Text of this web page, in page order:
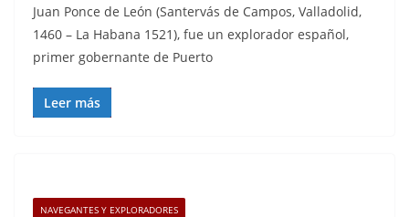
Juan Ponce de León (Santervás de Campos, Valladolid,
1460 – La Habana 1521), fue un explorador español,
primer gobernante de Puerto
Leer más
NAVEGANTES Y EXPLORADORES